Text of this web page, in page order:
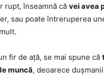
rupt, înseamnă că vei avea
sau poate întreruperea
fir de ață, se mai spune că
muncă, deoarece